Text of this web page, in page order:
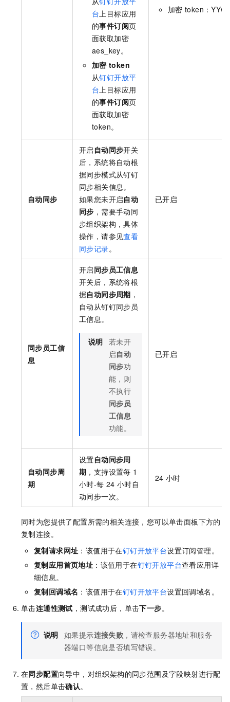
台 上目标应用
的事件订阅页
面获取加密
aes_key。
加密 token
从钉钉开放平
台 上目标应用
的事件订阅页
面获取加密
token。
加密 token：
自动同步
开启 自动同步开关
后，系统将自动根
据同步模式从钉钉
同步相关信息。
如果您未开启自动
同步 ，需要手动同
步组织架构，具体
操作，请参见查看
同步记录。
已开启
同步员工信
息
开启同步员工信息
开关后，系统将根
据自动同步周期 ，
自动从钉钉同步员
工信息。
说明 若未开
启自动
同步功
能，则
不执行
同步员
工信息
功能。
已开启
自动同步周
期
设置自动同步周
期 ，支持设置每 1
小时-每 24 小时自
动同步一次。
24 小时
同时为您提供了配置所需的相关连接，您可以单击面板下方的
复制连接。
复制请求网址 ：该值用于在钉钉开放平台设置订阅管理。
复制应用首页地址 ：该值用于在钉钉开放平台查看应用详
细信息。
复制回调域名 ：该值用于在钉钉开放平台设置回调域名。
单击连通性测试 ，测试成功后，单击下一步。
说明 如果提示连接失败 ，请检查服务器地址和服务
器端口等信息是否填写错误。
在同步配置向导中，对组织架构的同步范围及字段映射进行配
置，然后单击确认。